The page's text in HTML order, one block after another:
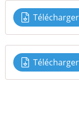
Télécharger
Télécharger